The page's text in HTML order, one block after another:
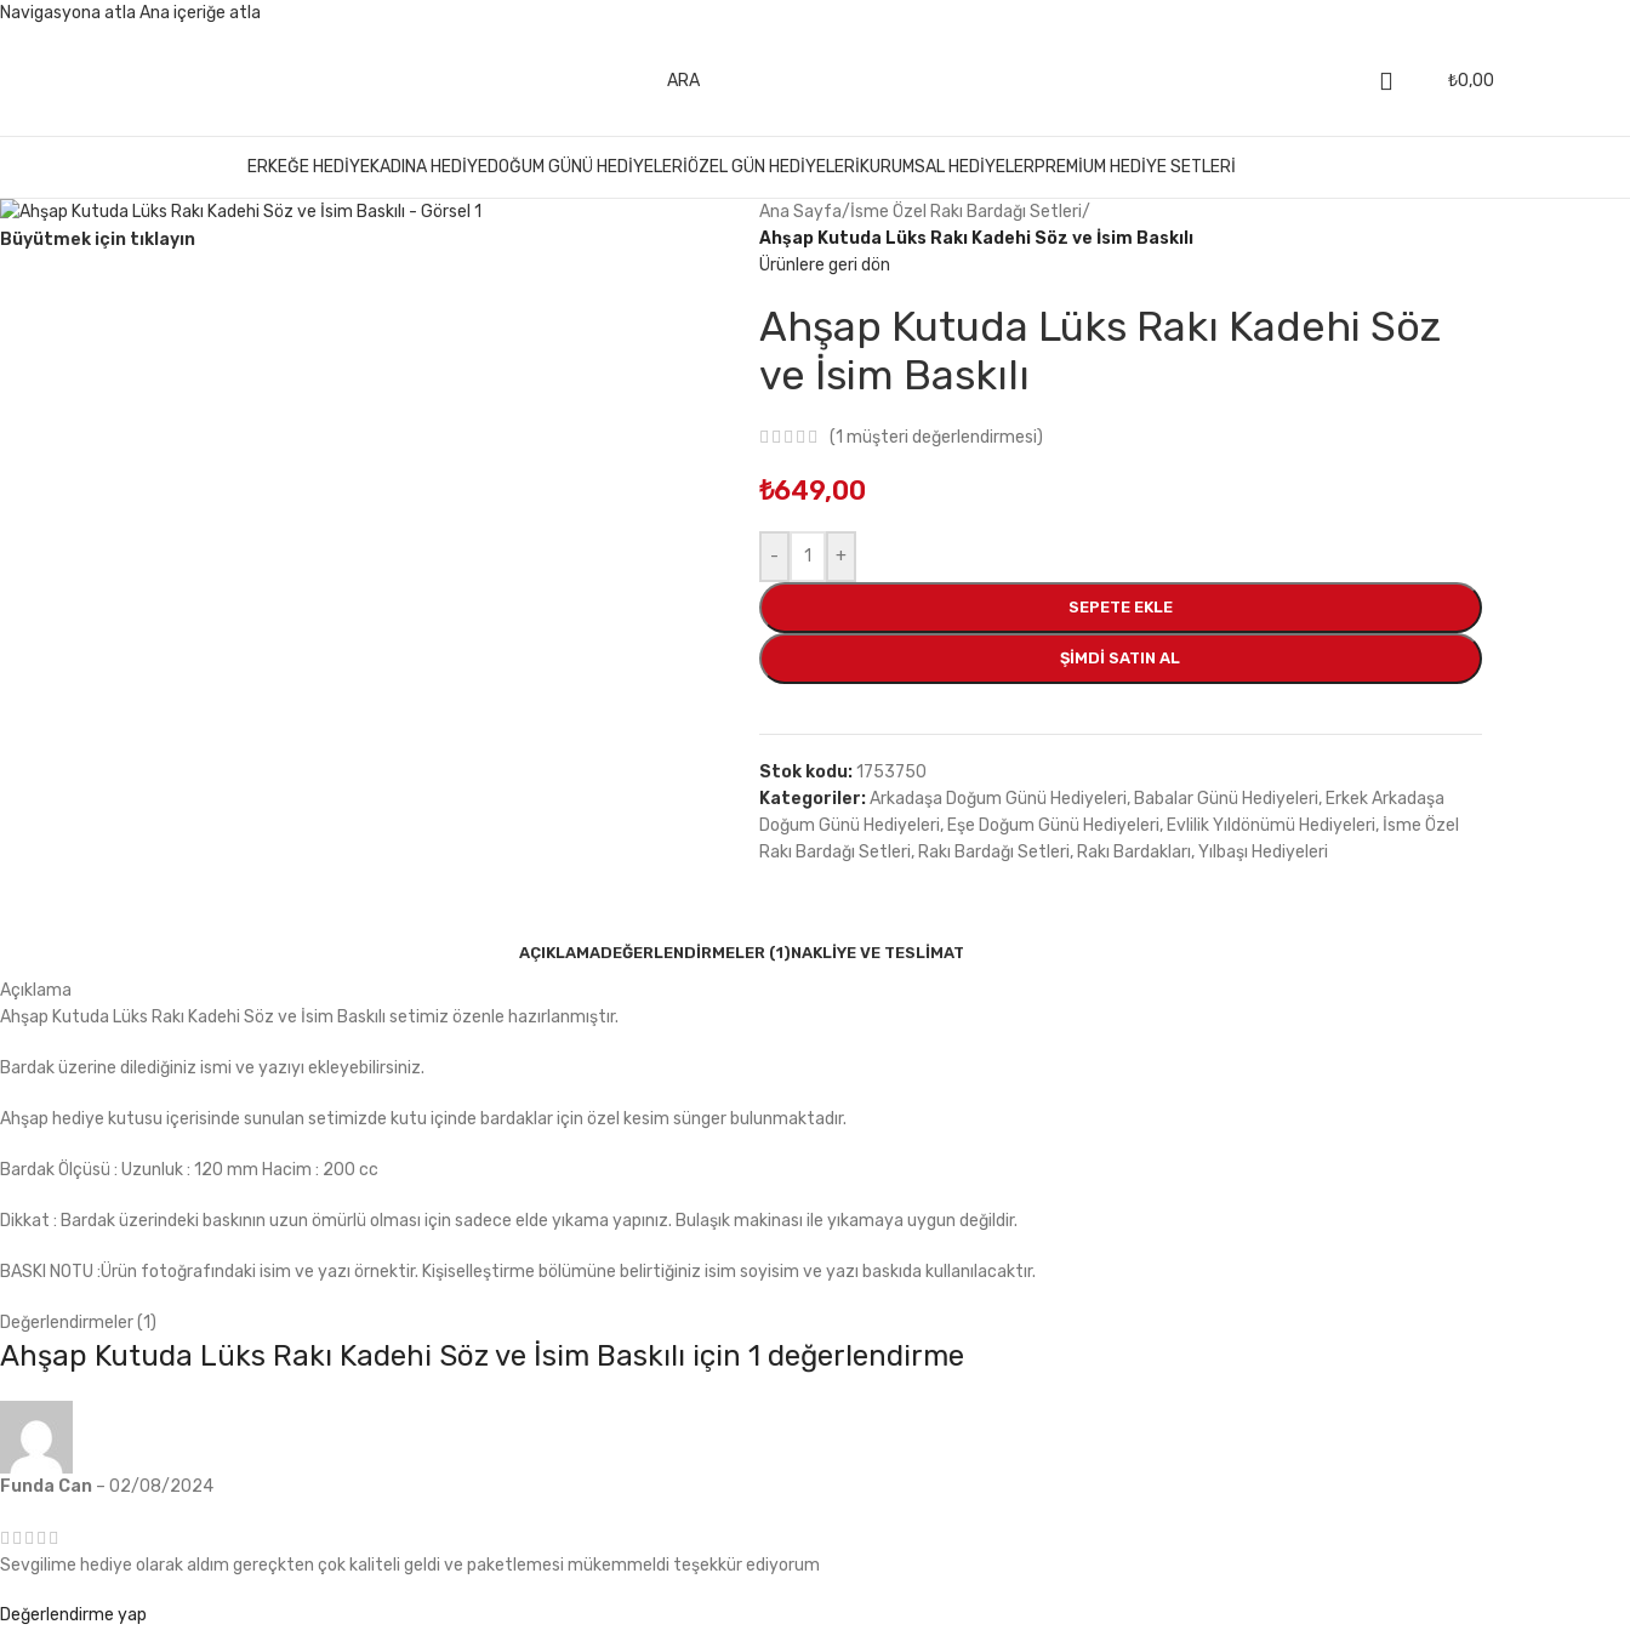
Navigasyona atla Ana içeriğe atla
ARA ₺0,00
ERKEĞE HEDIYEKADINA HEDIYEDOĞUM GÜNÜ HEDIYELERIÖZEL GÜN HEDIYELERIKURUMSAL HEDIYELERPREMIUM HEDIYE SETLERI
Büyütmek için tıklayın
Ana Sayfa/İsme Özel Rakı Bardağı Setleri/
Ahşap Kutuda Lüks Rakı Kadehi Söz ve İsim Baskılı
Ürünlere geri dön
Ahşap Kutuda Lüks Rakı Kadehi Söz
ve İsim Baskılı
(1 müşteri değerlendirmesi)
₺649,00
- +
SEPETE EKLE
ŞIMDI SATIN AL
Stok kodu:1753750
Kategoriler:Arkadaşa Doğum Günü Hediyeleri, Babalar Günü Hediyeleri, Erkek Arkadaşa
Doğum Günü Hediyeleri, Eşe Doğum Günü Hediyeleri, Evlilik Yıldönümü Hediyeleri, İsme Özel
Rakı Bardağı Setleri, Rakı Bardağı Setleri, Rakı Bardakları,Yılbaşı Hediyeleri
AÇIKLAMADEĞERLENDIRMELER (1)NAKLIYE VE TESLIMAT
Açıklama
Ahşap Kutuda Lüks Rakı Kadehi Söz ve İsim Baskılı setimiz özenle hazırlanmıştır.
Bardak üzerine dilediğiniz ismi ve yazıyı ekleyebilirsiniz.
Ahşap hediye kutusu içerisinde sunulan setimizde kutu içinde bardaklar için özel kesim sünger bulunmaktadır.
Bardak Ölçüsü : Uzunluk : 120 mm Hacim : 200 cc
Dikkat : Bardak üzerindeki baskının uzun ömürlü olması için sadece elde yıkama yapınız. Bulaşık makinası ile yıkamaya uygun değildir.
BASKI NOTU :Ürün fotoğrafındaki isim ve yazı örnektir. Kişiselleştirme bölümüne belirtiğiniz isim soyisim ve yazı baskıda kullanılacaktır.
Değerlendirmeler (1)
Ahşap Kutuda Lüks Rakı Kadehi Söz ve İsim Baskılı için 1 değerlendirme
Funda Can – 02/08/2024
Sevgilime hediye olarak aldım gereçkten çok kaliteli geldi ve paketlemesi mükemmeldi teşekkür ediyorum
Değerlendirme yap